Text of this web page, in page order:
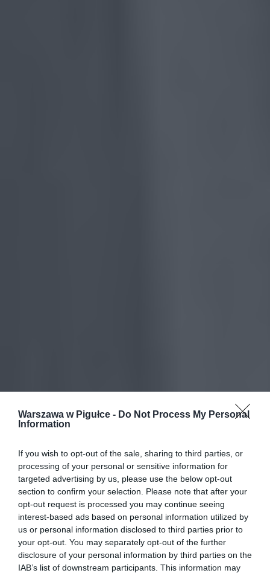
Warszawa w Pigułce - Do Not Process My Personal
Information
If you wish to opt-out of the sale, sharing to third parties, or
processing of your personal or sensitive information for
targeted advertising by us, please use the below opt-out
section to confirm your selection. Please note that after your
opt-out request is processed you may continue seeing
interest-based ads based on personal information utilized by
us or personal information disclosed to third parties prior to
your opt-out. You may separately opt-out of the further
disclosure of your personal information by third parties on the
IAB’s list of downstream participants. This information may